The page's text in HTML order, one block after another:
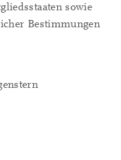
sowie
Bestimmungen